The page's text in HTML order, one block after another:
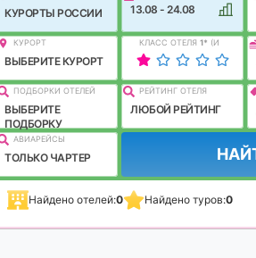
КУРОРТЫ РОССИИ 13.08 - 24.08
КУРОРТ
ВЫБЕРИТЕ КУРОРТ
КЛАСС ОТЕЛЯ 1* (И
ЛУЧШЕ)
ПОДБОРКИ ОТЕЛЕЙ
ВЫБЕРИТЕ
ПОДБОРКУ
РЕЙТИНГ ОТЕЛЯ
ЛЮБОЙ РЕЙТИНГ
АВИАРЕЙСЫ
ТОЛЬКО ЧАРТЕР
Найдено отелей:0 Найдено туров:0